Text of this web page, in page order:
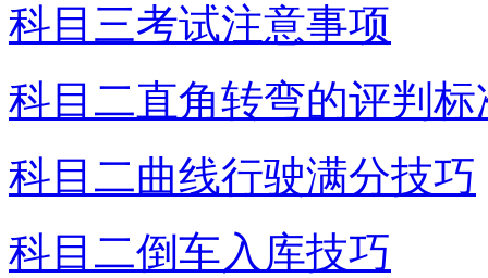
科目三考试注意事项
科目二直角转弯的评判
科目二曲线行驶满分技巧
科目二倒车入库技巧